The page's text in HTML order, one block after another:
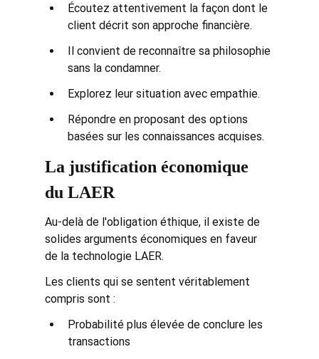
Écoutez attentivement la façon dont le
client décrit son approche financière.
Il convient de reconnaître sa philosophie
sans la condamner.
Explorez leur situation avec empathie.
Répondre en proposant des options
basées sur les connaissances acquises.
La justification économique
du LAER
Au-delà de l'obligation éthique, il existe de
solides arguments économiques en faveur
de la technologie LAER.
Les clients qui se sentent véritablement
compris sont :
Probabilité plus élevée de conclure les
transactions